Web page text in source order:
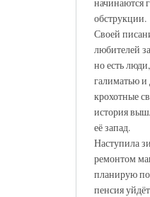
обструкции.
Своей
любителей
но есть
галиматью и
крохотные
история
её запад.
Наступила
ремонтом
планирую
пенсия